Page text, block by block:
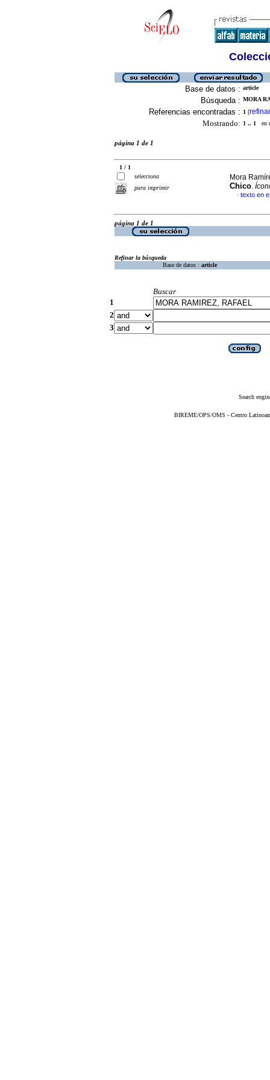
Base de datos : article
Búsqueda : MORA
Referencias encontradas : 1 [refinar
Mostrando: 1 .. 1 en
página 1 de 1
1 / 1
selecciona
para imprimir
Mora
Chico.
· texto en
página 1 de 1
Refinar la búsqueda
Base de datos : article
Buscar
1
2
3
Search
BIREME/OPS/OMS - Centro